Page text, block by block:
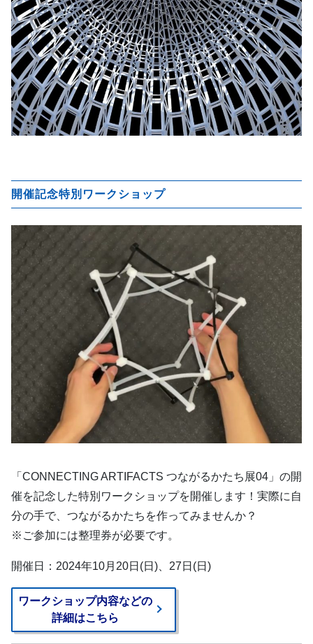
開催記念特別ワークショップ
「CONNECTING ARTIFACTS つながるかたち展04」の開
催を記念した特別ワークショップを開催します！実際に自
分の手で、つながるかたちを作ってみませんか？
※ご参加には整理券が必要です。
開催日：2024年10月20日(日)、27日(日)
ワークショップ内容などの
詳細はこちら